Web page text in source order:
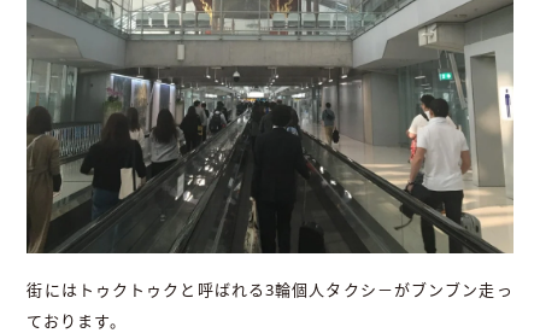
街にはトゥクトゥクと呼ばれる3輪個人タクシ－がブンブン走っ
ております。